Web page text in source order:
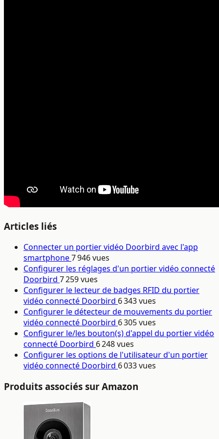
Articles liés
Connecter un portier vidéo Doorbird avec l'app
smartphone7 946 vues
Configurer les réglages d'un portier vidéo connecté
Doorbird 7 259 vues
Configurer le lecteur de badges RFID du portier
vidéo connecté Doorbird 6 343 vues
Configurer le détecteur de mouvements du portier
vidéo connecté Doorbird 6 305 vues
Configurer le/les bouton(s) d'appel du portier vidéo
connecté Doorbird 6 248 vues
Configurer les options de l'utilisateur d'un portier
vidéo connecté Doorbird 6 033 vues
Produits associés sur Amazon